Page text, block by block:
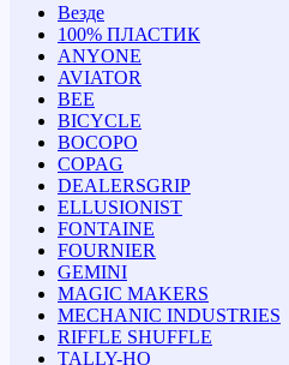
Везде
100% ПЛАСТИК
ANYONE
AVIATOR
BEE
BICYCLE
BOCOPO
COPAG
DEALERSGRIP
ELLUSIONIST
FONTAINE
FOURNIER
GEMINI
MAGIC MAKERS
MECHANIC INDUSTRIES
RIFFLE SHUFFLE
TALLY-HO